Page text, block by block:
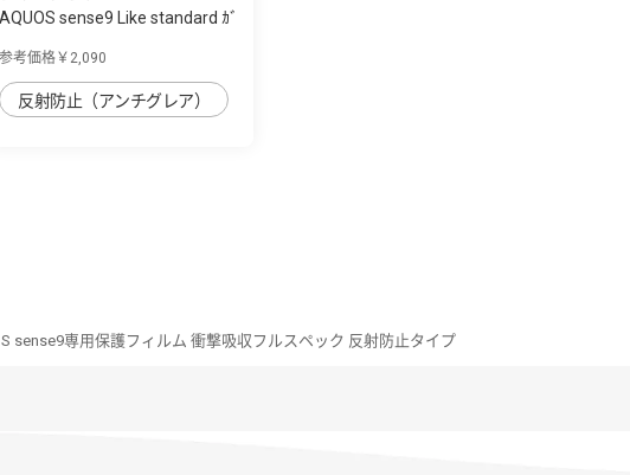
AQUOS sense9 Like standard ｶﾞ
参考価格￥2,090
反射防止（アンチグレア）
sense9専用保護フィルム 衝撃吸収フルスペック 反射防止タイプ